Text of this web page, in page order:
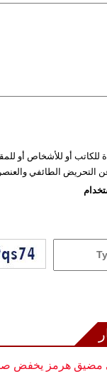
للكاتب أو للأشخاص أو
عن التحريض الطائفي
مضيق هرمز يخفض